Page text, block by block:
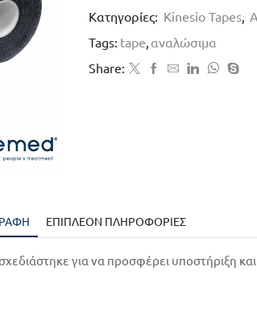
Κατηγορίες: Kinesio Tapes,
Tags: tape, αναλώσιμα
Share:
ΕΠΙΠΛΈΟΝ ΠΛΗΡΟΦΟΡΊΕΣ
για να προσφέρει υποστήριξη